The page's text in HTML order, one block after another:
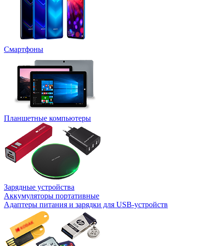
Смартфоны
Планшетные компьютеры
Зарядные устройства
Аккумуляторы портативные
Адаптеры питания и зарядки для USB-устройств